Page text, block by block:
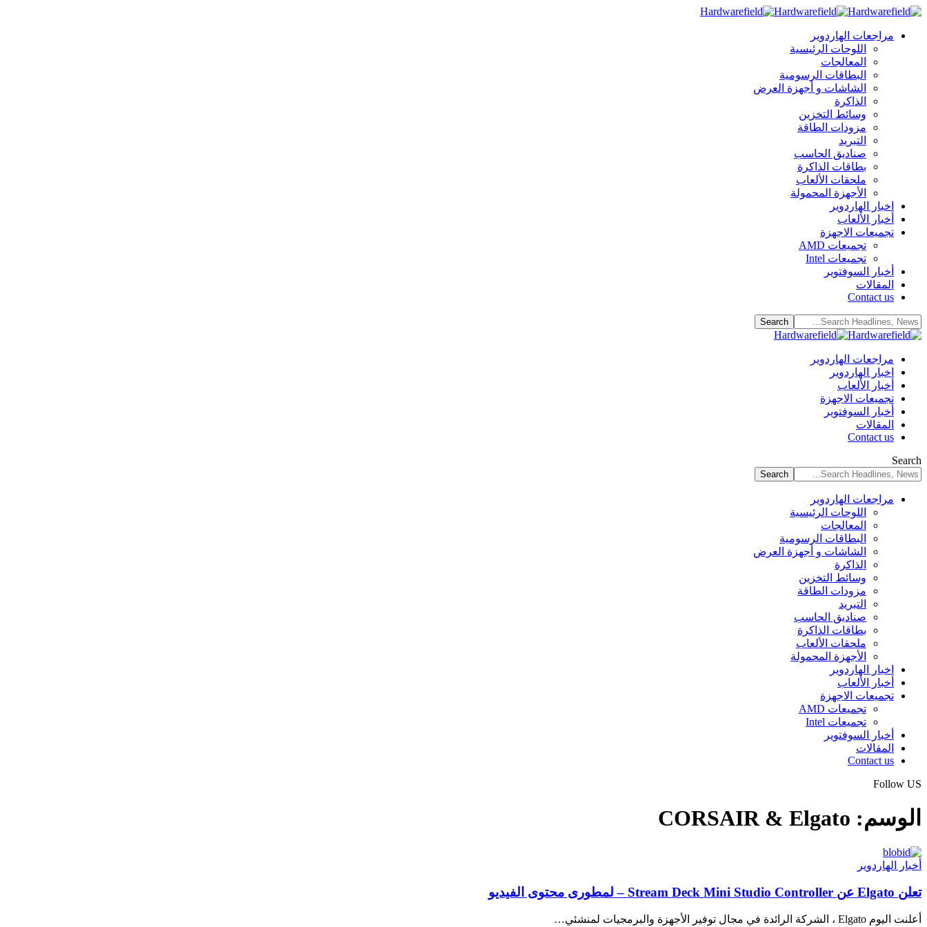
مراجعات الهاردوير
اللوحات الرئيسية
المعالجات
البطاقات الرسومية
الشاشات و أجهزة العرض
الذاكرة
وسائط التخزين
مزودات الطاقة
التبريد
صناديق الحاسب
بطاقات الذاكرة
ملحقات الألعاب
الأجهزة المحمولة
اخبار الهاردوير
أخبار الألعاب
تجميعات الاجهزة
تجميعات AMD
تجميعات Intel
أخبار السوفتوير
المقالات
Contact us
مراجعات الهاردوير
اخبار الهاردوير
أخبار الألعاب
تجميعات الاجهزة
أخبار السوفتوير
المقالات
Contact us
Search
مراجعات الهاردوير
اللوحات الرئيسية
المعالجات
البطاقات الرسومية
الشاشات و أجهزة العرض
الذاكرة
وسائط التخزين
مزودات الطاقة
التبريد
صناديق الحاسب
بطاقات الذاكرة
ملحقات الألعاب
الأجهزة المحمولة
اخبار الهاردوير
أخبار الألعاب
تجميعات الاجهزة
تجميعات AMD
تجميعات Intel
أخبار السوفتوير
المقالات
Contact us
Follow US
الوسم: CORSAIR & Elgato
أخبار الهاردوير
تعلن Elgato عن Stream Deck Mini Studio Controller – لمطورى محتوى الفيديو
أعلنت اليوم Elgato ، الشركة الرائدة في مجال توفير الأجهزة والبرمجيات لمنشئي…